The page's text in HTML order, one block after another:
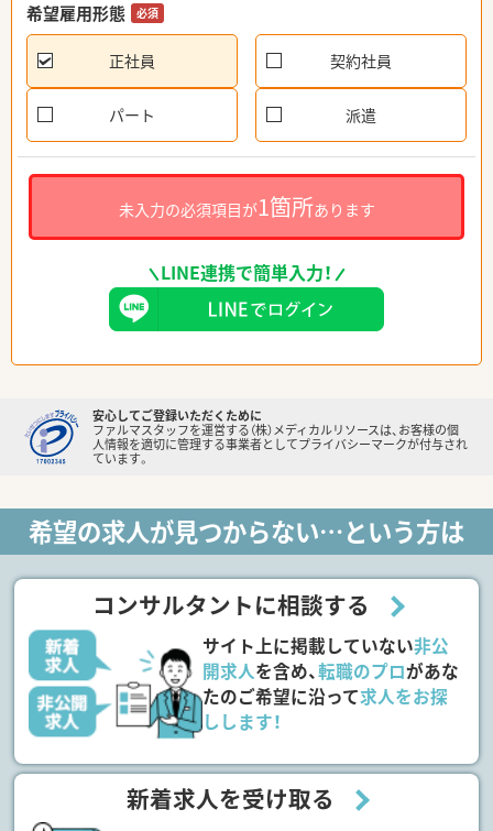
希望雇用形態 必須
正社員 契約社員
パート 派遣
未入力の必須項目が1箇所あります
LINE連携で簡単入力！
安心してご登録いただくために
ファルマスタッフを運営する（株）メディカルリソースは、お客様の個
人情報を適切に管理する事業者としてプライバシーマークが付与され
ています。
希望の求人が見つからない…という方は
コンサルタントに相談する
サイト上に掲載していない非公
開求人を含め、転職のプロがあな
たのご希望に沿って求人をお探
しします！
新着求人を受け取る